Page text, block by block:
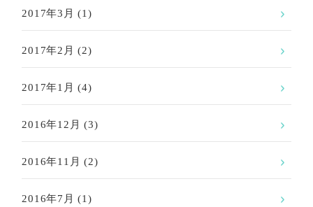
2017年3月 (1)
2017年2月 (2)
2017年1月 (4)
2016年12月 (3)
2016年11月 (2)
2016年7月 (1)